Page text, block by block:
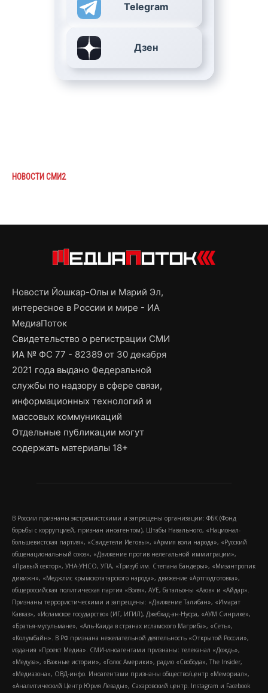
Telegram
Дзен
НОВОСТИ СМИ2
Новости Йошкар-Олы и Марий Эл,
интересное в России и мире - ИА
МедиаПоток
Свидетельство о регистрации СМИ
ИА № ФС 77 - 82389 от 30 декабря
2021 года выдано Федеральной
службы по надзору в сфере связи,
информационных технологий и
массовых коммуникаций
Отдельные публикации могут
содержать материалы 18+
В России признаны экстремистскими и запрещены организации: ФБК (Фонд
борьбы с коррупцией, признан иноагентом), Штабы Навального, «Национал-
большевистская партия», «Свидетели Иеговы», «Армия воли народа», «Русский
общенациональный союз», «Движение против нелегальной иммиграции»,
«Правый сектор», УНА-УНСО, УПА, «Тризуб им. Степана Бандеры», «Мизантропик
дивижн», «Меджлис крымскотатарского народа», движение «Артподготовка»,
общероссийская политическая партия «Воля», АУЕ, батальоны «Азов» и «Айдар».
Признаны террористическими и запрещены: «Движение Талибан», «Имарат
Кавказ», «Исламское государство» (ИГ, ИГИЛ), Джебхад-ан-Нусра, «АУМ Синрике»,
«Братья-мусульмане», «Аль-Каида в странах исламского Магриба», «Сеть»,
«Колумбайн». В РФ признана нежелательной деятельность «Открытой России»,
издания «Проект Медиа». СМИ-иноагентами признаны: телеканал «Дождь»,
«Медуза», «Важные истории», «Голос Америки», радио «Свобода», The Insider,
«Медиазона», ОВД-инфо. Иноагентами признаны общество/центр «Мемориал»,
«Аналитический Центр Юрия Левады», Сахаровский центр. Instagram и Facebook